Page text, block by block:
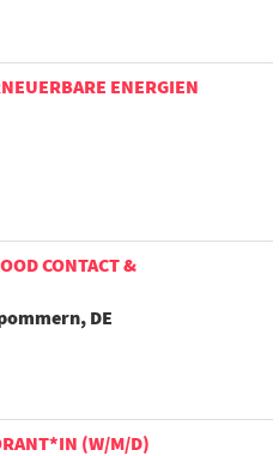
ENERGIEN
CONTACT &
DE
(W/M/D)